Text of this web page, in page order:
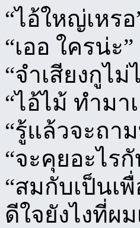
“ไอ้ใหญ่เหร
“เออ ใครน่ะ”
“จำเสียงกูไม่
“ไอ้ไม้ ทำมา
“รู้แล้วจะถา
“จะคุยอะไร
“สมกับเป็นเ
ดีใจยังไงที่ผ